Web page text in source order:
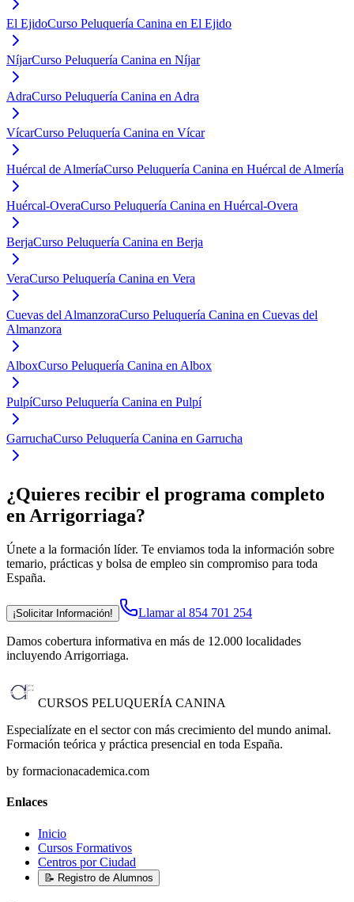
El EjidoCurso Peluquería Canina en El Ejido
NíjarCurso Peluquería Canina en Níjar
AdraCurso Peluquería Canina en Adra
VícarCurso Peluquería Canina en Vícar
Huércal de AlmeríaCurso Peluquería Canina en Huércal de Almería
Huércal-OveraCurso Peluquería Canina en Huércal-Overa
BerjaCurso Peluquería Canina en Berja
VeraCurso Peluquería Canina en Vera
Cuevas del AlmanzoraCurso Peluquería Canina en Cuevas del
Almanzora
AlboxCurso Peluquería Canina en Albox
PulpíCurso Peluquería Canina en Pulpí
GarruchaCurso Peluquería Canina en Garrucha
¿Quieres recibir el programa completo
en Arrigorriaga?
Únete a la formación líder. Te enviamos toda la información sobre
temario, prácticas y bolsa de empleo sin compromiso para toda
España.
¡Solicitar Información! Llamar al 854 701 254
Damos cobertura informativa en más de 12.000 localidades
incluyendo Arrigorriaga.
CURSOS PELUQUERÍA CANINA
Especialízate en el sector con más crecimiento del mundo animal.
Formación teórica y práctica presencial en toda España.
by formacionacademica.com
Enlaces
Inicio
Cursos Formativos
Centros por Ciudad
📝 Registro de Alumnos